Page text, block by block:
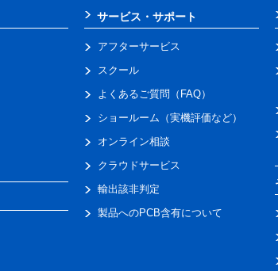
サービス・サポート
アフターサービス
スクール
よくあるご質問（FAQ）
ショールーム（実機評価など）
オンライン相談
クラウドサービス
輸出該非判定
製品へのPCB含有について